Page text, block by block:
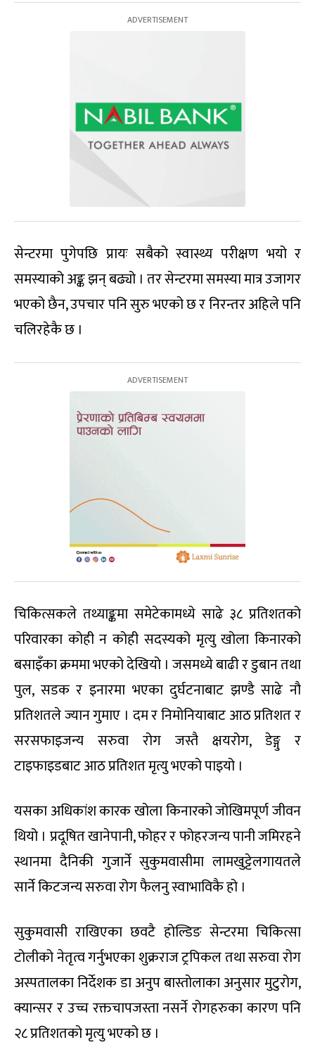
सेन्टरमा पुगेपछि प्रायः सबैको स्वास्थ्य परीक्षण भयो र
समस्याको अङ्क झन् बढ्यो । तर सेन्टरमा समस्या मात्र उजागर
भएको छैन, उपचार पनि सुरु भएको छ र निरन्तर अहिले पनि
चलिरहेकै छ ।
चिकित्सकले तथ्याङ्कमा समेटेकामध्ये साढे ३८ प्रतिशतको
परिवारका कोही न कोही सदस्यको मृत्यु खोला किनारको
बसाइँका क्रममा भएको देखियो । जसमध्ये बाढी र डुबान तथा
पुल, सडक र इनारमा भएका दुर्घटनाबाट झण्डै साढे नौ
प्रतिशतले ज्यान गुमाए । दम र निमोनियाबाट आठ प्रतिशत र
सरसफाइजन्य सरुवा रोग जस्तै क्षयरोग, डेङ्गु र
टाइफाइडबाट आठ प्रतिशत मृत्यु भएको पाइयो ।
यसका अधिकांश कारक खोला किनारको जोखिमपूर्ण जीवन
थियो । प्रदूषित खानेपानी, फोहर र फोहरजन्य पानी जमिरहने
स्थानमा दैनिकी गुजार्ने सुकुमवासीमा लामखुट्टेलगायतले
सार्ने किटजन्य सरुवा रोग फैलनु स्वाभाविकै हो ।
सुकुमवासी राखिएका छवटै होल्डिङ सेन्टरमा चिकित्सा
टोलीको नेतृत्व गर्नुभएका शुक्रराज ट्रपिकल तथा सरुवा रोग
अस्पतालका निर्देशक डा अनुप बास्तोलाका अनुसार मुटुरोग,
क्यान्सर र उच्च रक्तचापजस्ता नसर्ने रोगहरुका कारण पनि
२८ प्रतिशतको मृत्यु भएको छ ।